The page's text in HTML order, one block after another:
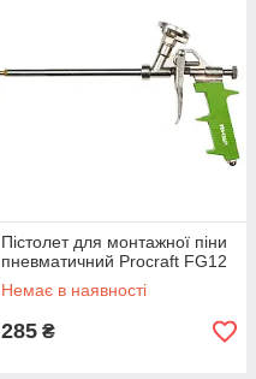
Пістолет для монтажної піни
пневматичний Procraft FG12
Немає в наявності
285 ₴